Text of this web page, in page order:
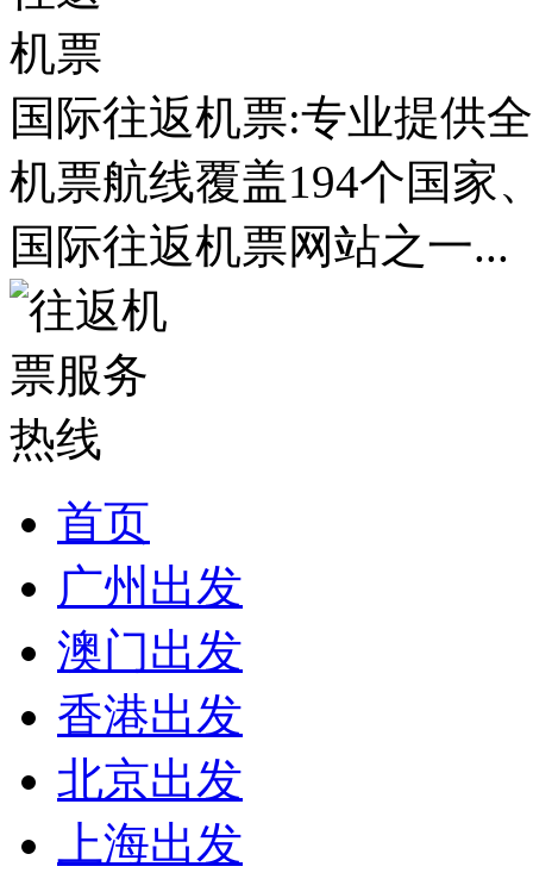
国际往返机票:专业提供
机票航线覆盖194个国家
国际往返机票网站之一...
首页
广州出发
澳门出发
香港出发
北京出发
上海出发